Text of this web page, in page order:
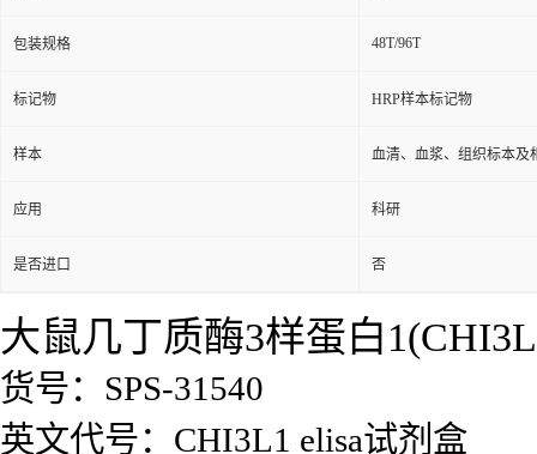
包装规格 48T/96T
标记物 HRP样本标记物
样本 血清、血浆、组织标本及
应用 科研
是否进口 否
大鼠几丁质酶3样蛋白
货号：SPS-31540
英文代号：CHI3L1 elisa试剂盒